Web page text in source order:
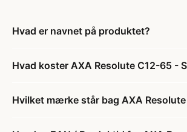
Hvad er navnet på produktet?
Hvad koster AXA Resolute C12-65 -
Hvilket mærke står bag AXA